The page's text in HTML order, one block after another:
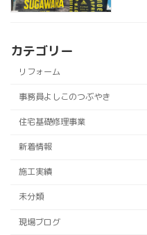
カテゴリー
リフォーム
事務員よしこのつぶやき
住宅基礎修理事業
新着情報
施工実績
未分類
現場ブログ